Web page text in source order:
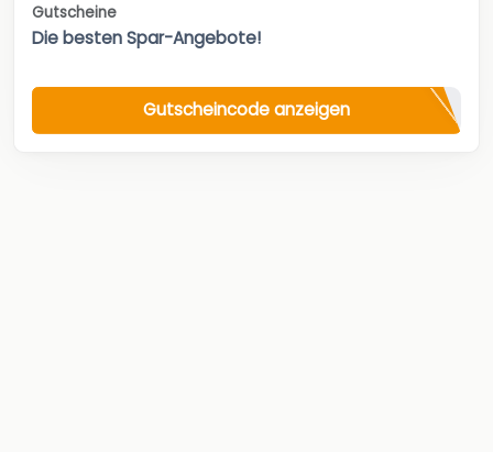
Gutscheine
Die besten Spar-Angebote!
Gutscheincode anzeigen